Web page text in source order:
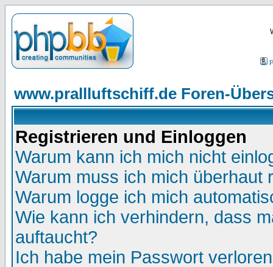
www.prallluftschiff.de Foren-
Registrieren und Einloggen
Warum kann ich mich nicht
Warum muss ich mich überhaut
Warum logge ich mich
Wie kann ich verhindern, dass
auftaucht?
Ich habe mein Passwort